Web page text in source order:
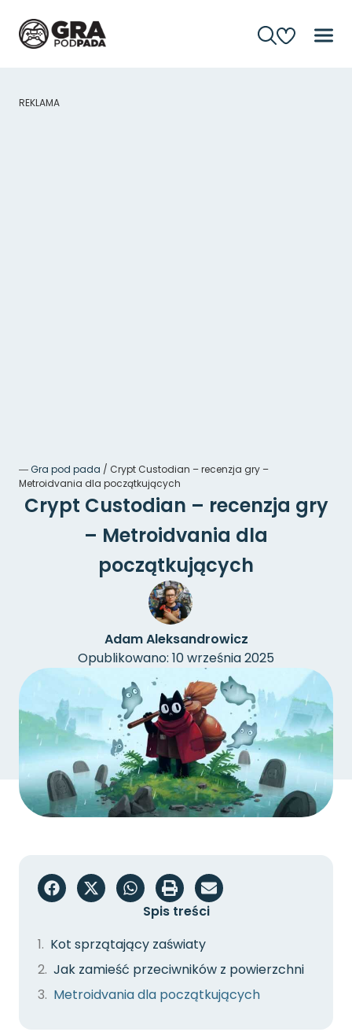
REKLAMA
―Gra pod pada / Crypt Custodian – recenzja gry –
Metroidvania dla początkujących
Crypt Custodian – recenzja gry
– Metroidvania dla
początkujących
Adam Aleksandrowicz
Opublikowano: 10 września 2025
Spis treści
Kot sprzątający zaświaty
Jak zamieść przeciwników z powierzchni
Metroidvania dla początkujących